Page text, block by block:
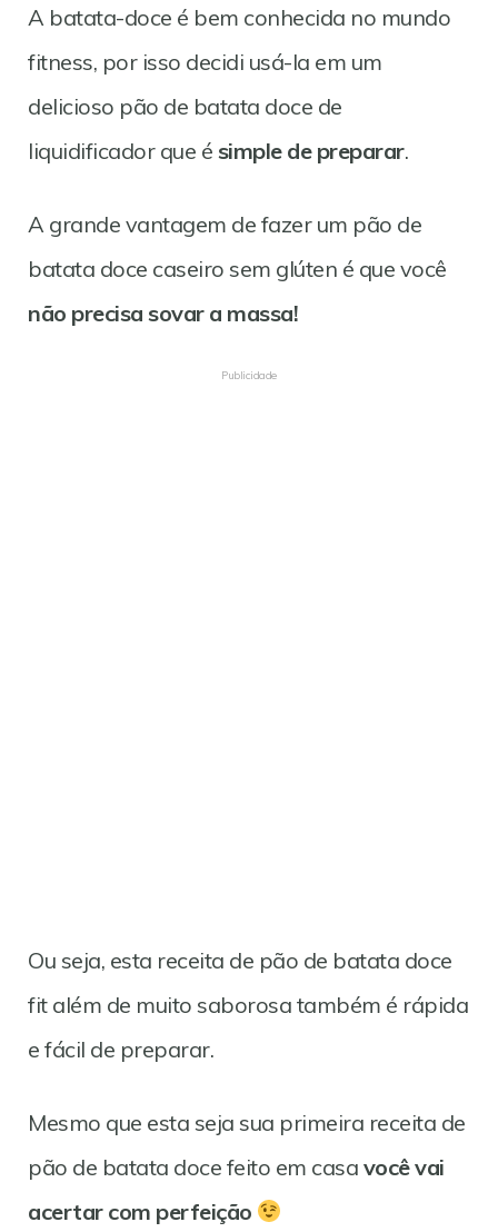
A batata-doce é bem conhecida no mundo
fitness, por isso decidi usá-la em um
delicioso pão de batata doce de
liquidificador que é simple de preparar.
A grande vantagem de fazer um pão de
batata doce caseiro sem glúten é que você
não precisa sovar a massa!
Publicidade
Ou seja, esta receita de pão de batata doce
fit além de muito saborosa também é rápida
e fácil de preparar.
Mesmo que esta seja sua primeira receita de
pão de batata doce feito em casa você vai
acertar com perfeição